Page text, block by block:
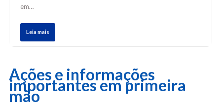
em…
Leia mais
Ações e informações
importantes em primeira
mão